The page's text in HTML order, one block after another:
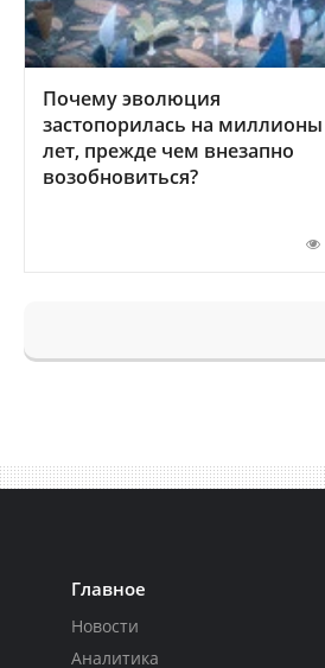
Почему эволюция
застопорилась на миллионы
лет, прежде чем внезапно
возобновиться?
Главное
Новости
Аналитика